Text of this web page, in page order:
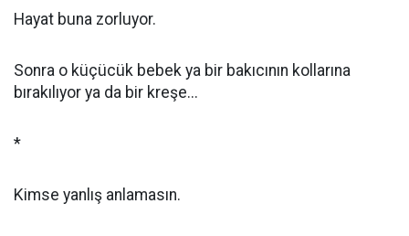
Hayat buna zorluyor.
Sonra o küçücük bebek ya bir bakıcının kollarına
bırakılıyor ya da bir kreşe...
*
Kimse yanlış anlamasın.